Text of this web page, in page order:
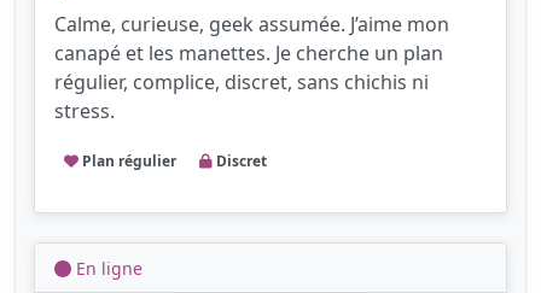
Calme, curieuse, geek assumée. J’aime mon
canapé et les manettes. Je cherche un plan
régulier, complice, discret, sans chichis ni
stress.
Plan régulier Discret
En ligne